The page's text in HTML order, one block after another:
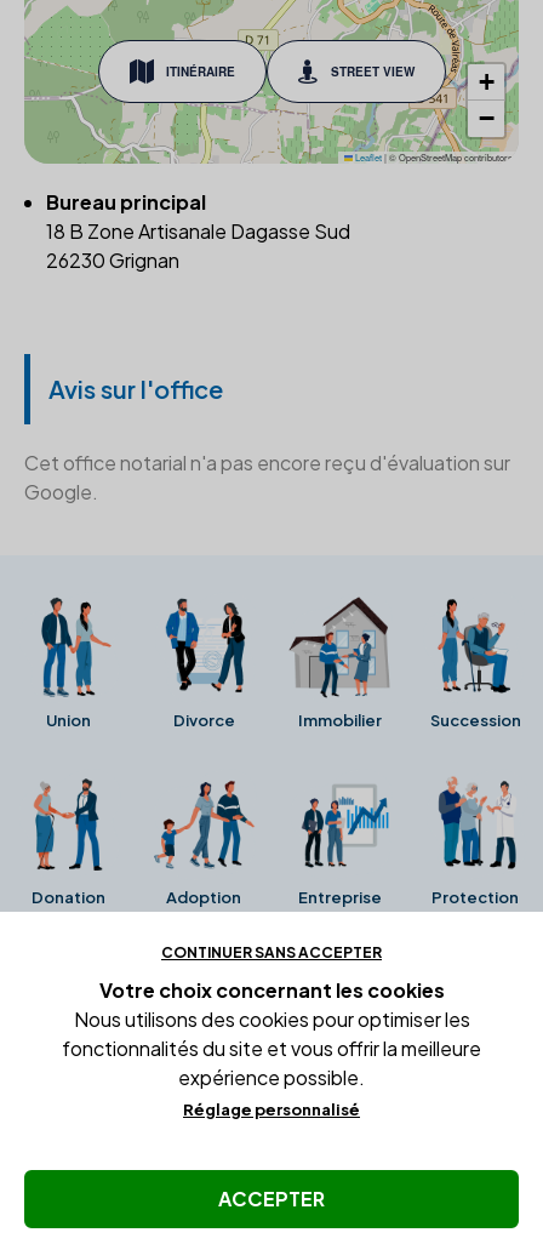
ITINÉRAIRE STREET VIEW
+
−
Leaflet|© OpenStreetMap contributors
Bureau principal
18 B Zone Artisanale Dagasse Sud
26230 Grignan
Avis sur l'office
Cet office notarial n'a pas encore reçu d'évaluation sur
Google.
Union Divorce Immobilier Succession
Donation Adoption Entreprise Protection
Ces avis proviennent directement de la fiche Google
Business de l'office notarial. Ils n'ont ni été collectés ni
été vérifiés par Alexia.fr.
Conditions générales d'utilisation
Gestion des cookies
CONTINUER SANS ACCEPTER
Votre choix concernant les cookies
Nous utilisons des cookies pour optimiser les
fonctionnalités du site et vous offrir la meilleure
expérience possible.
Réglage personnalisé
ACCEPTER